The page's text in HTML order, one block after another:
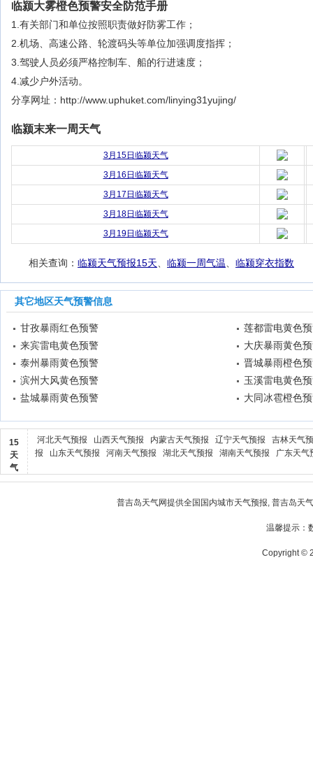
临颍大雾橙色预警安全防范手册
1.有关部门和单位按照职责做好防雾工作；
2.机场、高速公路、轮渡码头等单位加强调度指挥；
3.驾驶人员必须严格控制车、船的行进速度；
4.减少户外活动。
分享网址：http://www.uphuket.com/linying31yujing/
临颍末来一周天气
3月15日临颍天气
3月16日临颍天气
3月17日临颍天气
3月18日临颍天气
3月19日临颍天气
相关查询： 临颍天气预报15天 临颍一周气温 临颍穿衣指数
其它地区天气预警信息
甘孜暴雨红色预警
莲都雷电黄色
来宾雷电黄色预警
大庆暴雨黄色
泰州暴雨黄色预警
晋城暴雨橙色
滨州大风黄色预警
玉溪雷电黄色
盐城暴雨黄色预警
大同冰雹橙色
15
天
气
河北天气预报 山西天气预报 内蒙古天气预报 辽宁天气预报
吉林天气
报
山东天气预报 河南天气预报 湖北天气预报 湖南天气预报 广东天气
普吉岛天气网提供全国国内城市天气预报, 普吉岛天
温馨提示：
Copyright ©